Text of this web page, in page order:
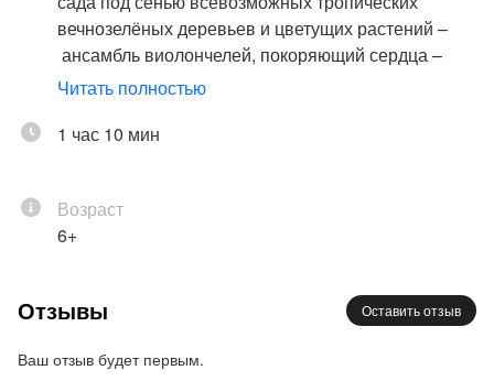
вечнозелёных деревьев и цветущих растений –
ансамбль виолончелей, покоряющий сердца –
Atomic Cellos. Queen. Metallica. Muse…
исполнении ядерных виолончелистов Питера –
одно занудство? Приходите – переубедим.
Всё, что родители грозились выбросить, если не
подтянете алгебру. Под что впервые
Музыка у костра в походе с лучшими друзьями.
Читать полностью
1 час 10 мин
Возраст
6+
Отзывы Оставить отзыв
Ваш отзыв будет первым.